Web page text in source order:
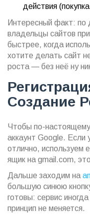
действия
Интересный факт: по
владельцы сайтов
быстрее, когда
хотите делать сайт
роста — без неё ну
Создание
Чтобы по-
аккаунт Google. Если
отлично, используем
ящик на gmail.com,
Дальше заходим на
большую синюю
готовы: сервис
принцип не меняется.